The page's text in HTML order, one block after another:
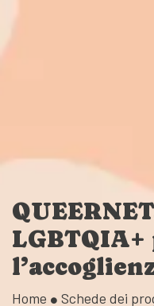
LGBTQIA+
Home
Schede dei